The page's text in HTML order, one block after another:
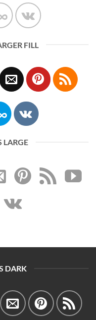
FILL
LARGE
DARK